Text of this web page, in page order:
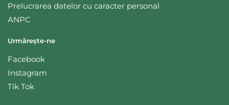
Prelucrarea datelor cu caracter personal
ANPC
Urmărește-ne
Facebook
Instagram
Tik Tok